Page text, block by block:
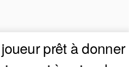
prêt à donner